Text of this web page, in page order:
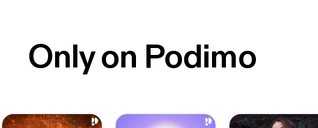
Only on Podimo